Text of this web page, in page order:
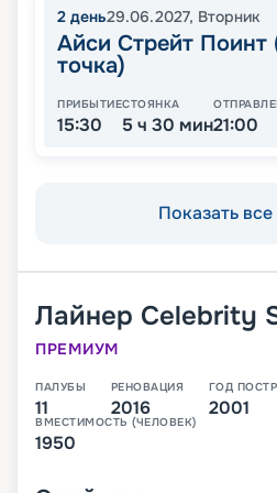
2 день29.06.2027, Вторник
Айси Стрейт Поинт
точка)
ПРИБЫТИЕ
15:30
СТОЯНКА
5 ч 30 мин21:00
Показать
Лайнер Celebrity
ПРЕМИУМ
ПАЛУБЫ
11
РЕНОВАЦИЯ
2016
ГОД
2001
ВМЕСТИМОСТЬ (ЧЕЛОВЕК)
1950